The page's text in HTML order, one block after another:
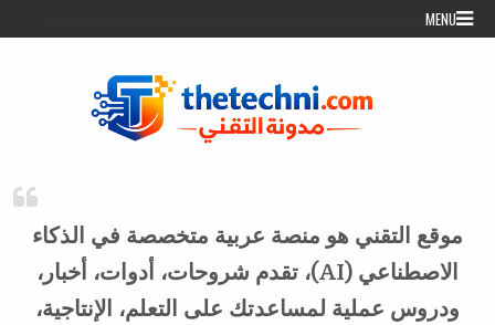
Skip to content
MENU
موقع التقني هو منصة عربية متخصصة في الذكاء
الاصطناعي (AI)، تقدم شروحات، أدوات، أخبار،
ودروس عملية لمساعدتك على التعلم، الإنتاجية،